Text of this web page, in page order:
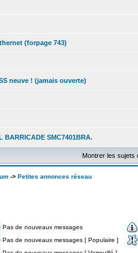
(forpage 743)
neuve ! (jamais ouverte)
SMC7401BRA.
Montrer les sujets
-> Petites annonces réseau
Pas de nouveaux messages
Pas de nouveaux messages [ Populaire ]